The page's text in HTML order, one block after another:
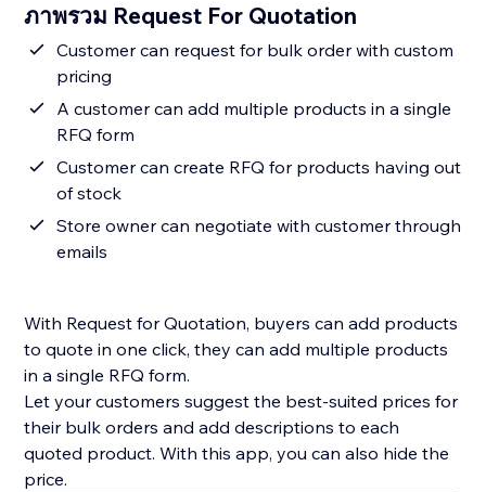
ภาพรวม Request For Quotation
Customer can request for bulk order with custom
pricing
A customer can add multiple products in a single
RFQ form
Customer can create RFQ for products having out
of stock
Store owner can negotiate with customer through
emails
With Request for Quotation, buyers can add products
to quote in one click, they can add multiple products
in a single RFQ form.
Let your customers suggest the best-suited prices for
their bulk orders and add descriptions to each
quoted product. With this app, you can also hide the
price.